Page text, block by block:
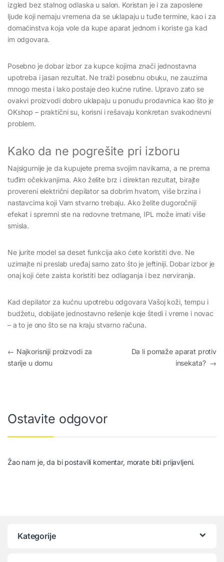
izgled bez stalnog odlaska u salon. Koristan je i za zaposlene
ljude koji nemaju vremena da se uklapaju u tuđe termine, kao i za
domaćinstva koja vole da kupe aparat jednom i koriste ga kad
im odgovara.
Posebno je dobar izbor za kupce kojima znači jednostavna
upotreba i jasan rezultat. Ne traži posebnu obuku, ne zauzima
mnogo mesta i lako postaje deo kućne rutine. Upravo zato se
ovakvi proizvodi dobro uklapaju u ponudu prodavnica kao što je
OKshop – praktični su, korisni i rešavaju konkretan svakodnevni
problem.
Kako da ne pogrešite pri izboru
Najsigurnije je da kupujete prema svojim navikama, a ne prema
tuđim očekivanjima. Ako želite brz i direktan rezultat, birajte
provereni električni depilator sa dobrim hvatom, više brzina i
nastavcima koji Vam stvarno trebaju. Ako želite dugoročniji
efekat i spremni ste na redovne tretmane, IPL može imati više
smisla.
Ne jurite model sa deset funkcija ako ćete koristiti dve. Ne
uzimajte ni preslab uređaj samo zato što je jeftiniji. Dobar izbor je
onaj koji ćete zaista koristiti bez odlaganja i bez nerviranja.
Kad depilator za kućnu upotrebu odgovara Vašoj koži, tempu i
budžetu, dobijate jednostavno rešenje koje štedi i vreme i novac
– a to je ono što se na kraju stvarno računa.
Kretanje članka
← Najkorisniji proizvodi za
starije u domu
Da li pomaže aparat protiv
insekata? →
Ostavite odgovor
Žao nam je, da bi postavili komentar, morate biti prijavljeni.
Kategorije